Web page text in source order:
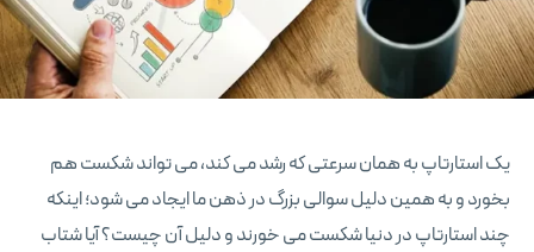
یک استارتاپ به همان سرعتی که رشد می کند، می تواند شکست هم
بخورد و به همین دلیل سوالی بزرگ در ذهن ما ایجاد می شود؛ اینکه
چند استارتاپ در دنیا شکست می خورند و دلیل آن چیست؟ آیا شتاب